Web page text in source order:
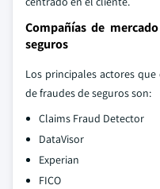
Compañías de
seguros
Los principales actores
de fraudes de seguros son:
Claims Fraud Detector
DataVisor
Experian
FICO